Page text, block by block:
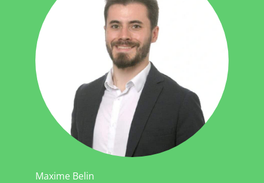
Maxime Belin